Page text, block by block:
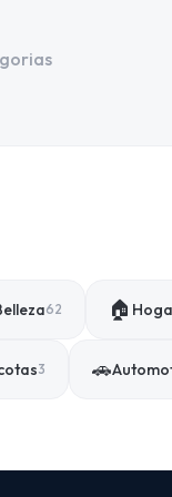
62 🏠
3 🚗